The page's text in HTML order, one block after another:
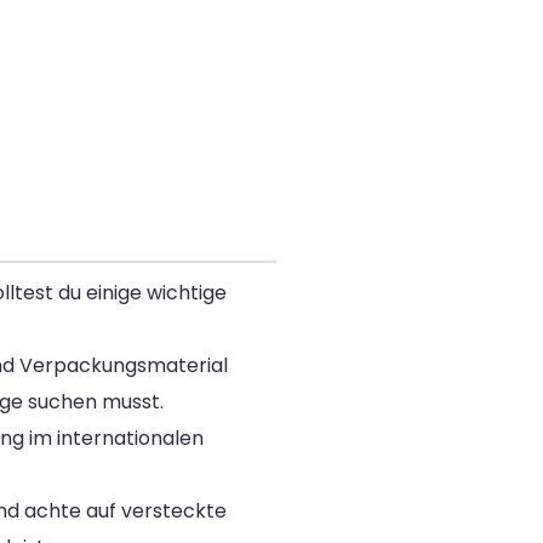
du einige wichtige
Verpackungsmaterial
suchen musst.
im internationalen
achte auf versteckte